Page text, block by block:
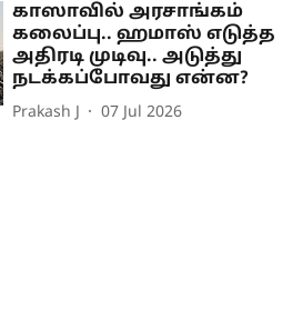
காஸாவில் அரசாங்கம்
கலைப்பு.. ஹமாஸ் எடுத்த
அதிரடி முடிவு.. அடுத்து
நடக்கப்போவது என்ன?
Prakash J 07 Jul 2026